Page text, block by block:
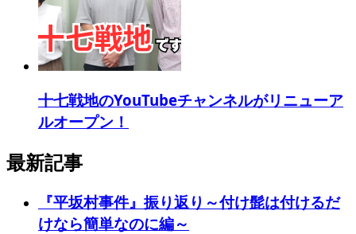
十七戦地のYouTubeチャンネルがリニューア
ルオープン！
最新記事
『平坂村事件』振り返り～付け髭は付けるだ
けなら簡単なのに編～